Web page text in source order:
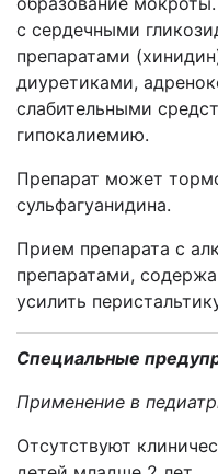
с сердечными
препаратами
диуретиками,
слабительными
гипокалиемию.
Препарат может
сульфагуанидина.
Прием препарата с
препаратами,
усилить
Специальные
Применение в
Отсутствуют